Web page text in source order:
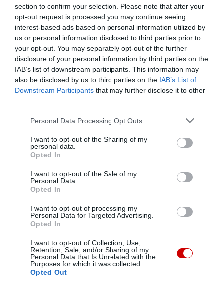
section to confirm your selection. Please note that after your
opt-out request is processed you may continue seeing
interest-based ads based on personal information utilized by
us or personal information disclosed to third parties prior to
your opt-out. You may separately opt-out of the further
disclosure of your personal information by third parties on the
IAB’s list of downstream participants. This information may
also be disclosed by us to third parties on the IAB’s List of
Downstream Participants that may further disclose it to other
Personal Data Processing Opt Outs
I want to opt-out of the Sharing of my
personal data.
Opted In
I want to opt-out of the Sale of my
Personal Data.
Opted In
I want to opt-out of processing my
Personal Data for Targeted Advertising.
Opted In
I want to opt-out of Collection, Use,
Retention, Sale, and/or Sharing of my
Personal Data that Is Unrelated with the
Purposes for which it was collected.
Opted Out
Coca-Cola dyskryminuje Jezusa Króla?
08 sierpnia 2026 | 20:19
Siostra Wolfers: w czasach kryzysu radość ma siłę polityczną
08 sierpnia 2026 | 19:04
SIGNIS 2026: komunikacja w służbie Ewangelii
08 sierpnia 2026 | 18:23
Papież: w św. Agacie kontemplujemy zwycięstwo miłości nad
śmiercią